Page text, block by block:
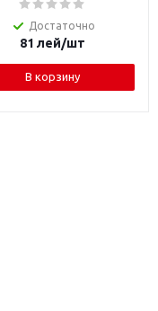
Достаточно
81 лей/шт
В корзину